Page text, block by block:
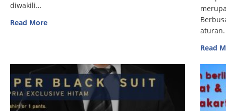
diwakili…
Read More
Read